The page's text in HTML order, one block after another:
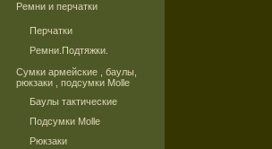
Ремни и перчатки
Перчатки
Ремни.Подтяжки.
Сумки армейские , баулы,
рюкзаки , подсумки Molle
Баулы тактические
Подсумки Molle
Рюкзаки